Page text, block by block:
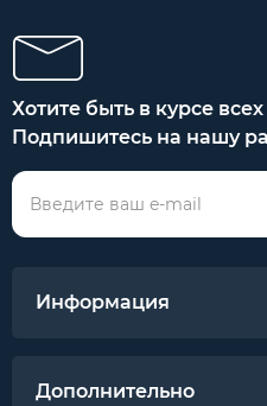
Хотите быть в курсе
Подпишитесь на нашу
Информация
Дополнительно